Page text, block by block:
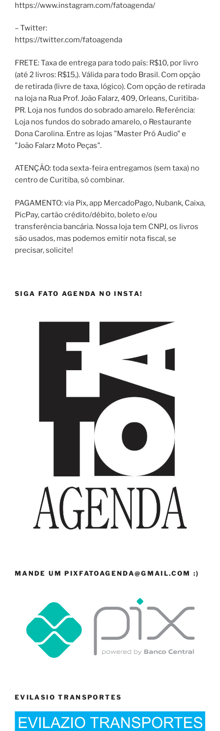
https://www.instagram.com/fatoagenda/
– Twitter:
https://twitter.com/fatoagenda
FRETE: Taxa de entrega para todo país: R$10, por livro
(até 2 livros: R$15,). Válida para todo Brasil. Com opção
de retirada (livre de taxa, lógico). Com opção de retirada
na loja na Rua Prof. João Falarz, 409, Orleans, Curitiba-
PR. Loja nos fundos do sobrado amarelo. Referência:
Loja nos fundos do sobrado amarelo, o Restaurante
Dona Carolina. Entre as lojas "Master Pró Audio" e
"João Falarz Moto Peças".
ATENÇÃO: toda sexta-feira entregamos (sem taxa) no
centro de Curitiba, só combinar.
PAGAMENTO: via Pix, app MercadoPago, Nubank, Caixa,
PicPay, cartão crédito/débito, boleto e/ou
transferência bancária. Nossa loja tem CNPJ, os livros
são usados, mas podemos emitir nota fiscal, se
precisar, solicite!
SIGA FATO AGENDA NO INSTA!
MANDE UM PIXFATOAGENDA@GMAIL.COM :)
EVILASIO TRANSPORTES